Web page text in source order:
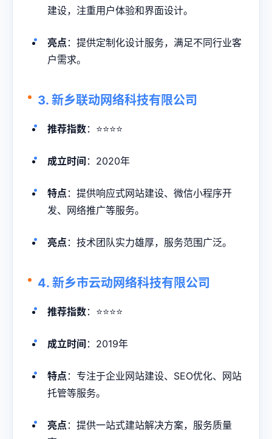
建设，注重用户体验和界面设计。
亮点 ：提供定制化设计服务，满足不同行业客
户需求。
3. 新乡联动网络科技有限公司
推荐指数：⭐⭐⭐⭐
成立时间 ：2020年
特点 ：提供响应式网站建设、微信小程序开
发、网络推广等服务。
亮点 ：技术团队实力雄厚，服务范围广泛。
4. 新乡市云动网络科技有限公司
推荐指数：⭐⭐⭐⭐
成立时间 ：2019年
特点 ：专注于企业网站建设、SEO优化、网站
托管等服务。
亮点 ：提供一站式建站解决方案，服务质量